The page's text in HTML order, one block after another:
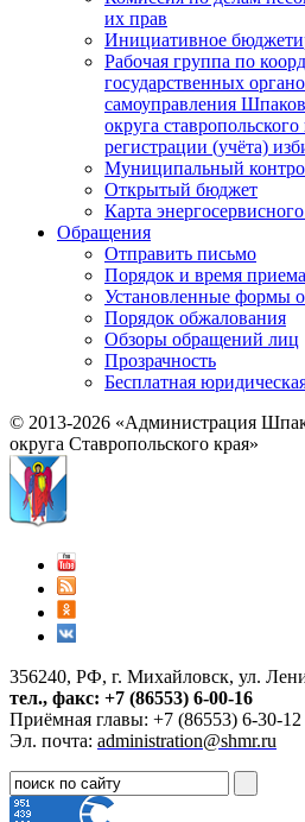
их прав
Инициативное
Рабочая группа по
государственных
самоуправления
округа
регистрации (учёта)
Муниципальный
Открытый бюджет
Карта
Обращения
Отправить письмо
Порядок и время приема
Установленные формы
Порядок обжалования
Обзоры обращений лиц
Прозрачность
Бесплатная
© 2013-2026 «Администрация
округа Ставропольского края»
356240, РФ, г. Михайловск, ул.
тел., факс: +7 (86553) 6-00-16
Приёмная главы: +7 (86553) 6-30-12
Эл. почта: administration@shmr.ru